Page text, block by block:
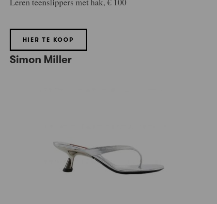
HIER TE KOOP
Simon Miller